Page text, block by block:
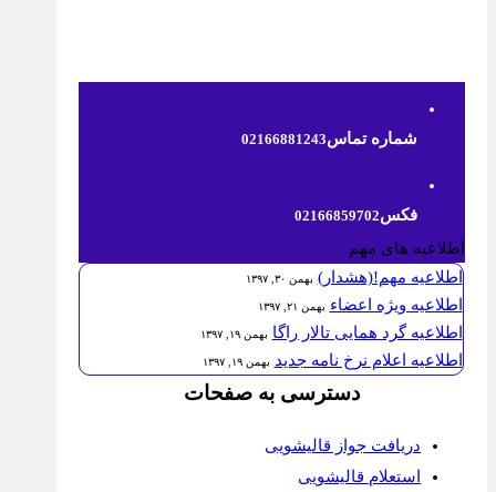
شماره تماس02166881243
فکس02166859702
اطلاعیه های مهم
اطلاعیه مهم!(هشدار) بهمن ۳۰, ۱۳۹۷
اطلاعیه ویژه اعضاء بهمن ۲۱, ۱۳۹۷
اطلاعیه گرد همایی تالار راگا بهمن ۱۹, ۱۳۹۷
اطلاعیه اعلام نرخ نامه جدید بهمن ۱۹, ۱۳۹۷
دسترسی به صفحات
دریافت جواز قالیشویی
استعلام قالیشویی